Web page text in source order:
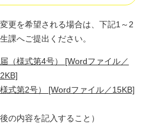
更を希望される場合は、下記1～2
課へご提出ください。
（様式第4号） [Wordファイル／
式第2号） [Wordファイル／15KB]
内容を記入すること）